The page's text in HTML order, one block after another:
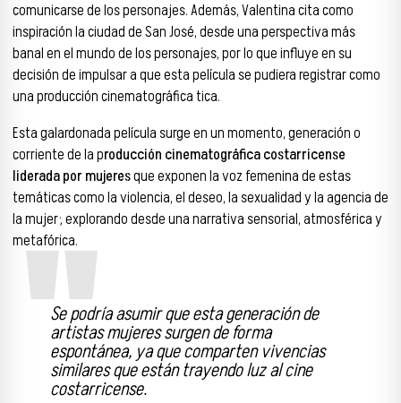
comunicarse de los personajes. Además, Valentina cita como
inspiración la ciudad de San José, desde una perspectiva más
banal en el mundo de los personajes, por lo que influye en su
decisión de impulsar a que esta película se pudiera registrar como
una producción cinematográfica tica.
Esta galardonada película surge en un momento, generación o
corriente de la producción cinematográfica costarricense
liderada por mujeresque exponen la voz femenina de estas
temáticas como la violencia, el deseo, la sexualidad y la agencia de
la mujer; explorando desde una narrativa sensorial, atmosférica y
metafórica.
Se podría asumir que esta generación de
artistas mujeres surgen de forma
espontánea, ya que comparten vivencias
similares que están trayendo luz al cine
costarricense.